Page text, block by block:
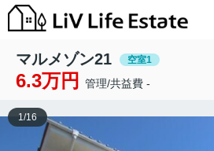
マルメゾン21 空室1
6.3万円 管理/共益費 -
1/16